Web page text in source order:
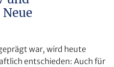
war, wird heute
entschieden: Auch für